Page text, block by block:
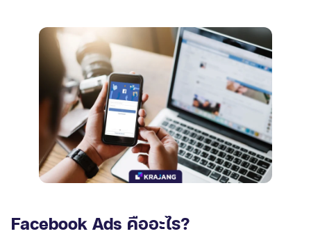
Facebook Ads คืออะไร?